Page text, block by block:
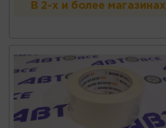
В 2-х и более магазинах